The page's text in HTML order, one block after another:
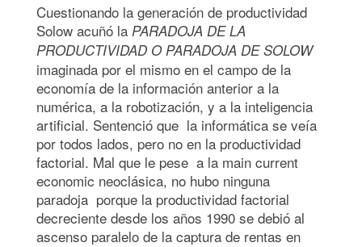
Cuestionando la generación de productividad
Solow acuñó la PARADOJA DE LA
PRODUCTIVIDAD O PARADOJA DE SOLOW
imaginada por el mismo en el campo de la
economía de la información anterior a la
numérica, a la robotización, y a la inteligencia
artificial. Sentenció que la informática se veía
por todos lados, pero no en la productividad
factorial. Mal que le pese a la main current
economic neoclásica, no hubo ninguna
paradoja porque la productividad factorial
decreciente desde los años 1990 se debió al
ascenso paralelo de la captura de rentas en